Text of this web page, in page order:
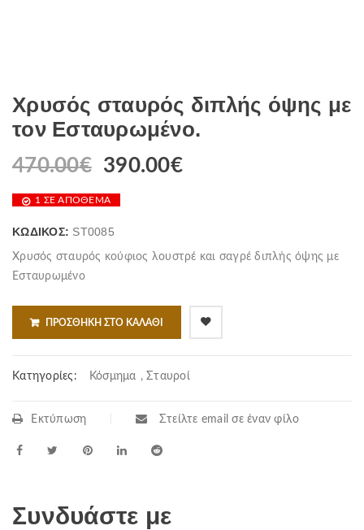
Χρυσός σταυρός διπλής όψης με
τον Εσταυρωμένο.
470.00€
Original
was:
390.00€Η
1 ΣΕ ΑΠΌΘΕΜΑ
ΚΩΔΙΚΌΣ: ST0085
Χρυσός σταυρός κούφιος λουστρέ και σαγρέ διπλής όψης με
Εσταυρωμένο
ΠΡΟΣΘΉΚΗ ΣΤΟ ΚΑΛΆΘΙ
Κατηγορίες: Κόσμημα , Σταυροί
Εκτύπωση Στείλτε email σε έναν φίλο
Συνδυάστε με